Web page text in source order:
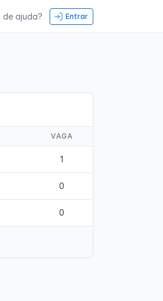
Entrar
de ajuda?
VAGA
1
0
0